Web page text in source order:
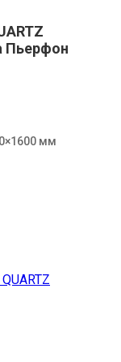
Пьерфон
мм